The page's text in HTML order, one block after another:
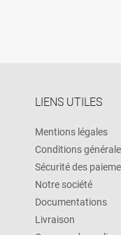
LIENS UTILES
Mentions légales
Conditions
Sécurité des
Notre société
Documentations
Livraison